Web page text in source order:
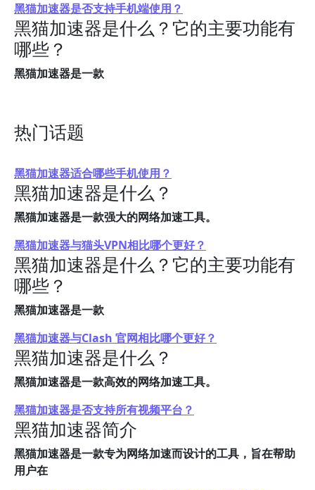
黑猫加速器是否支持手机端使用？
黑猫加速器是什么？它的主要功能有
哪些？
黑猫加速器是一款
热门话题
黑猫加速器适合哪些手机使用？
黑猫加速器是什么？
黑猫加速器是一款强大的网络加速工具。
黑猫加速器与猫头VPN相比哪个更好？
黑猫加速器是什么？它的主要功能有
哪些？
黑猫加速器是一款
黑猫加速器与Clash 官网相比哪个更好？
黑猫加速器是什么？
黑猫加速器是一款高效的网络加速工具。
黑猫加速器是否支持所有视频平台？
黑猫加速器简介
黑猫加速器是一款专为网络加速而设计的工具，旨在帮助
用户在